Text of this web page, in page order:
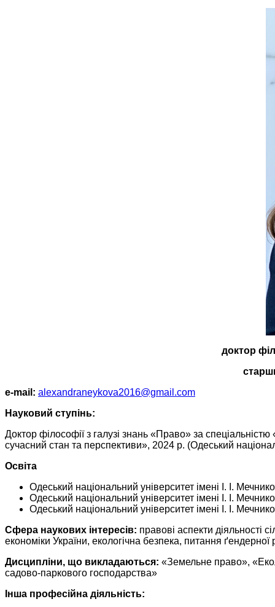
доктор
е-mail: alexandraneykova2016@gmail.com
Науковий ступінь:
Доктор філософії з галузі знань «Право» за
сучасний стан та перспективи», 2024 р. (Одеський
Освіта
Одеський національний університет імені І. І.
Одеський національний університет імені І. І.
Одеський національний університет імені І. І.
Сфера наукових інтересів: правові аспекти діяльності
економіки України, екологічна безпека, питання ґендерної
Дисципліни, що викладаються: «Земельне право»,
садово-паркового господарства»
Інша професійна діяльність: